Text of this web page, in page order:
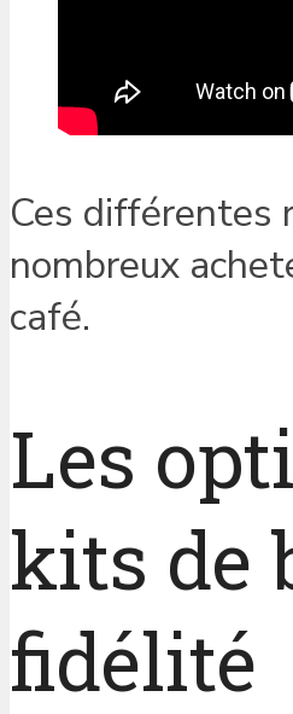
Ces différentes
nombreux
café.
Les
kits de
fidélité